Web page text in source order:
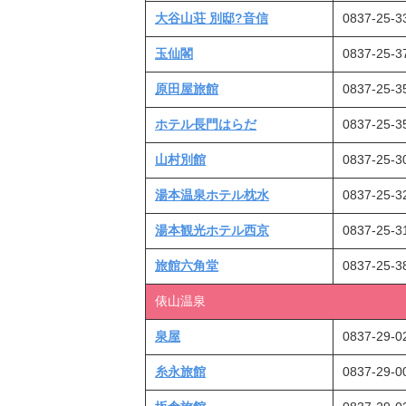
大谷山荘 別邸?音信 0837-25-
玉仙閣 0837-25-
原田屋旅館 0837-25-
ホテル長門はらだ 0837-25-
山村別館 0837-25-
湯本温泉ホテル枕水 0837-25-
湯本観光ホテル西京 0837-25-
旅館六角堂 0837-25-
俵山温泉
泉屋 0837-29-
糸永旅館 0837-29-